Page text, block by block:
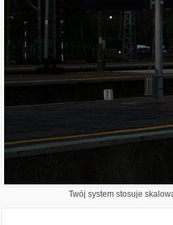
Twój system stosuje